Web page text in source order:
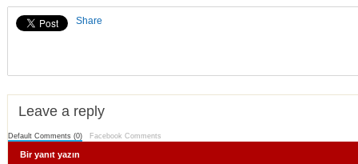
Share
Leave a reply
Default Comments (0) Facebook Comments
Bir yanıt yazın